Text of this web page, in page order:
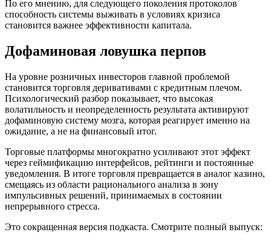
По его мнению, для следующего поколения протоколов
способность системы выживать в условиях кризиса
становится важнее эффективности капитала.
Дофаминовая ловушка перпов
На уровне розничных инвесторов главной проблемой
становится торговля деривативами с кредитным плечом.
Психологический разбор показывает, что высокая
волатильность и неопределенность результата активируют
дофаминовую систему мозга, которая реагирует именно на
ожидание, а не на финансовый итог.
Торговые платформы многократно усиливают этот эффект
через геймификацию интерфейсов, рейтинги и постоянные
уведомления. В итоге торговля превращается в аналог казино,
смещаясь из области рационального анализа в зону
импульсивных решений, принимаемых в состоянии
непрерывного стресса.
Это сокращенная версия подкаста. Смотрите полный выпуск: